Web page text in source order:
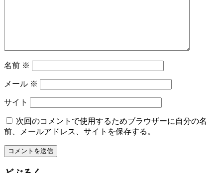
名前 ※
メール ※
サイト
次回のコメントで使用するためブラウザーに自分の名
前、メールアドレス、サイトを保存する。